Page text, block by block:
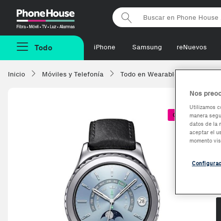
Phonehouse
Todo iPhone Samsung reNuevos
Inicio Móviles y Telefonía Todo en Wearables
Coste + 1€
Nos
Utilizamos
manera
datos de la
aceptar el
momento